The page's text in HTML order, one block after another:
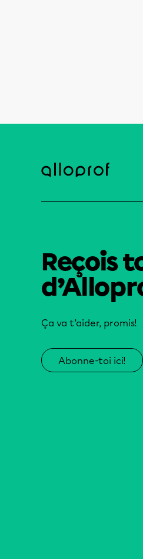
Reçois
Ça va t’aider, promis!
Abonne-toi ici!